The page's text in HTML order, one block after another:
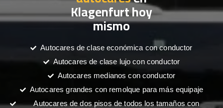
Klagenfurt hoy
mismo
Autocares de clase económica con conductor
Autocares de clase lujo con conductor
Autocares medianos con conductor
Autocares grandes con remolque para más equipaje
Autocares de dos pisos de todos los tamaños con